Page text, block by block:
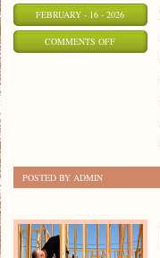
FEBRUARY - 16 - 2026
COMMENTS OFFON
POSTED BY ADMIN